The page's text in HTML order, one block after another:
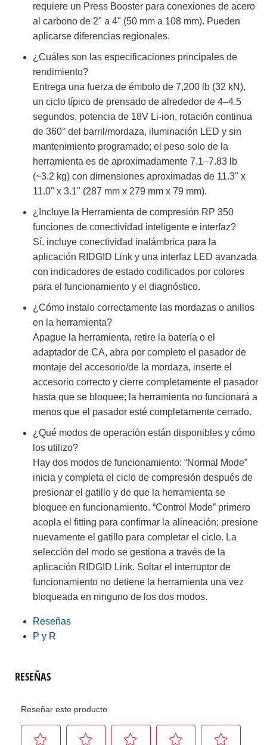
requiere un Press Booster para conexiones de acero
al carbono de 2" a 4" (50 mm a 108 mm). Pueden
aplicarse diferencias regionales.
¿Cuáles son las especificaciones principales de
rendimiento?
Entrega una fuerza de émbolo de 7,200 lb (32 kN),
un ciclo típico de prensado de alrededor de 4–4.5
segundos, potencia de 18V Li-ion, rotación continua
de 360° del barril/mordaza, iluminación LED y sin
mantenimiento programado; el peso solo de la
herramienta es de aproximadamente 7.1–7.83 lb
(~3.2 kg) con dimensiones aproximadas de 11.3" x
11.0" x 3.1" (287 mm x 279 mm x 79 mm).
¿Incluye la Herramienta de compresión RP 350
funciones de conectividad inteligente e interfaz?
Sí, incluye conectividad inalámbrica para la
aplicación RIDGID Link y una interfaz LED avanzada
con indicadores de estado codificados por colores
para el funcionamiento y el diagnóstico.
¿Cómo instalo correctamente las mordazas o anillos
en la herramienta?
Apague la herramienta, retire la batería o el
adaptador de CA, abra por completo el pasador de
montaje del accesorio/de la mordaza, inserte el
accesorio correcto y cierre completamente el pasador
hasta que se bloquee; la herramienta no funcionará a
menos que el pasador esté completamente cerrado.
¿Qué modos de operación están disponibles y cómo
los utilizo?
Hay dos modos de funcionamiento: “Normal Mode”
inicia y completa el ciclo de compresión después de
presionar el gatillo y de que la herramienta se
bloquee en funcionamiento. “Control Mode” primero
acopla el fitting para confirmar la alineación; presione
nuevamente el gatillo para completar el ciclo. La
selección del modo se gestiona a través de la
aplicación RIDGID Link. Soltar el interruptor de
funcionamiento no detiene la herramienta una vez
bloqueada en ninguno de los dos modos.
Reseñas
P y R